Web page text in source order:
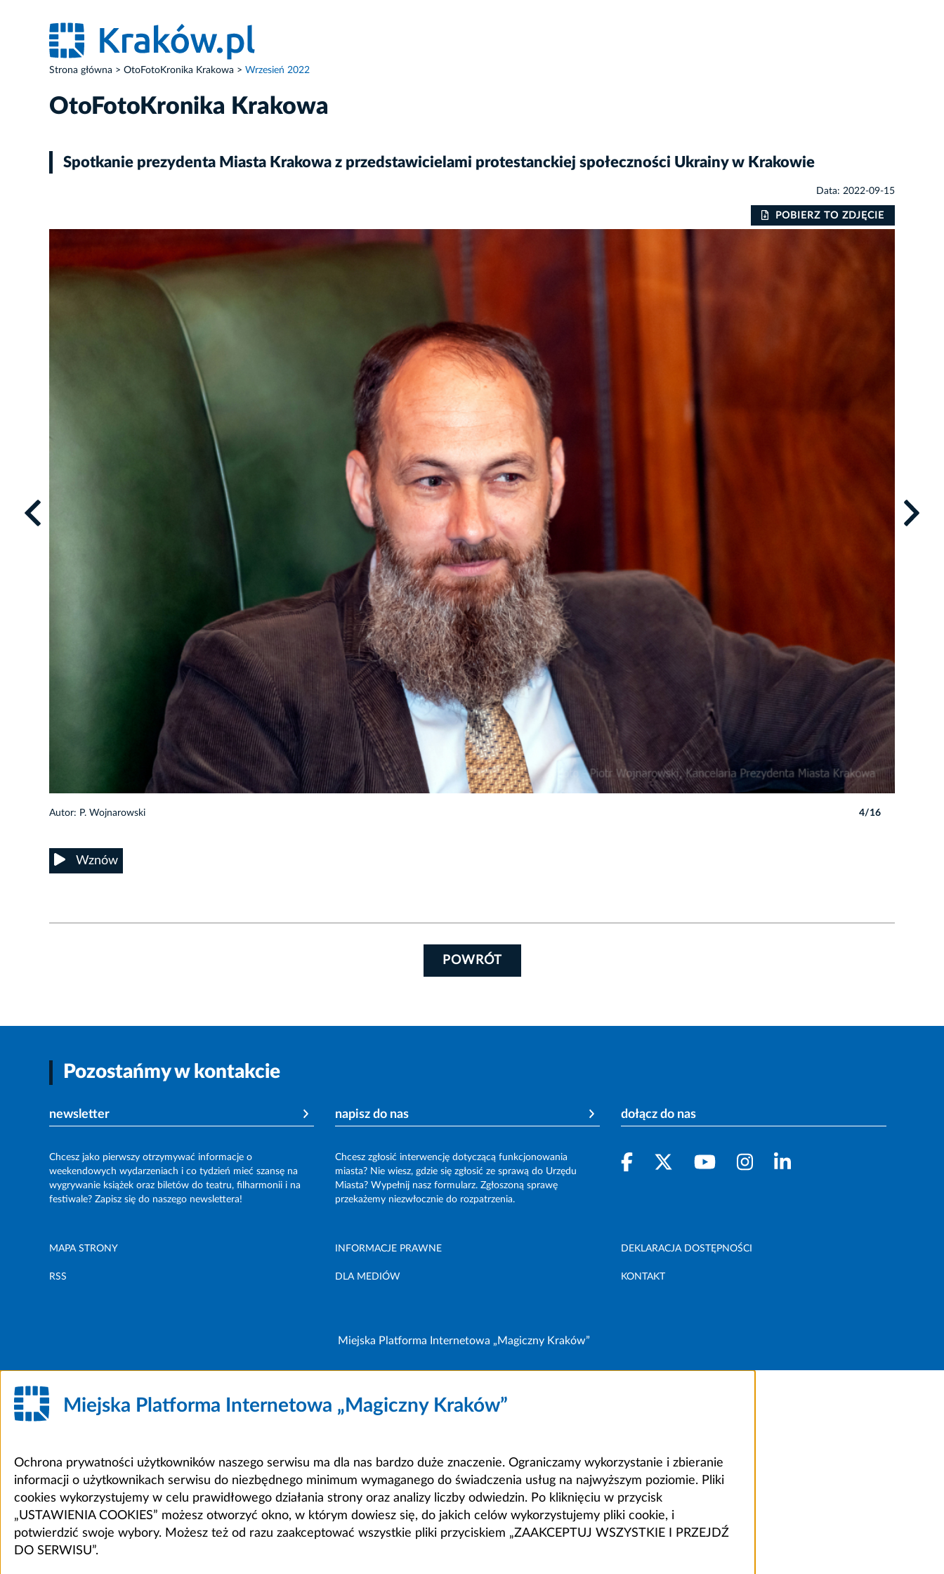
Strona główna OtoFotoKronika Krakowa Wrzesień 2022
OtoFotoKronika Krakowa
Spotkanie prezydenta Miasta Krakowa z przedstawicielami protestanckiej społeczności Ukrainy w Krakowie
Data: 2022-09-15
POBIERZ TO ZDJĘCIE
Autor: P. Wojnarowski 4/16
Wznów
POWRÓT
Pozostańmy w kontakcie
newsletter
Chcesz jako pierwszy otrzymywać informacje o
weekendowych wydarzeniach i co tydzień mieć szansę na
wygrywanie książek oraz biletów do teatru, filharmonii i na
festiwale? Zapisz się do naszego newslettera!
napisz do nas
Chcesz zgłosić interwencję dotyczącą funkcjonowania
miasta? Nie wiesz, gdzie się zgłosić ze sprawą do Urzędu
Miasta? Wypełnij nasz formularz. Zgłoszoną sprawę
przekażemy niezwłocznie do rozpatrzenia.
dołącz do nas
MAPA STRONY INFORMACJE PRAWNE DEKLARACJA DOSTĘPNOŚCI
RSS DLA MEDIÓW KONTAKT
Miejska Platforma Internetowa „Magiczny Kraków”
Miejska Platforma Internetowa „Magiczny Kraków”
Ochrona prywatności użytkowników naszego serwisu ma dla nas bardzo duże znaczenie. Ograniczamy wykorzystanie i zbieranie
informacji o użytkownikach serwisu do niezbędnego minimum wymaganego do świadczenia usług na najwyższym poziomie. Pliki
cookies wykorzystujemy w celu prawidłowego działania strony oraz analizy liczby odwiedzin. Po kliknięciu w przycisk
„USTAWIENIA COOKIES” możesz otworzyć okno, w którym dowiesz się, do jakich celów wykorzystujemy pliki cookie, i
potwierdzić swoje wybory. Możesz też od razu zaakceptować wszystkie pliki przyciskiem „ZAAKCEPTUJ WSZYSTKIE I PRZEJDŹ
DO SERWISU”.